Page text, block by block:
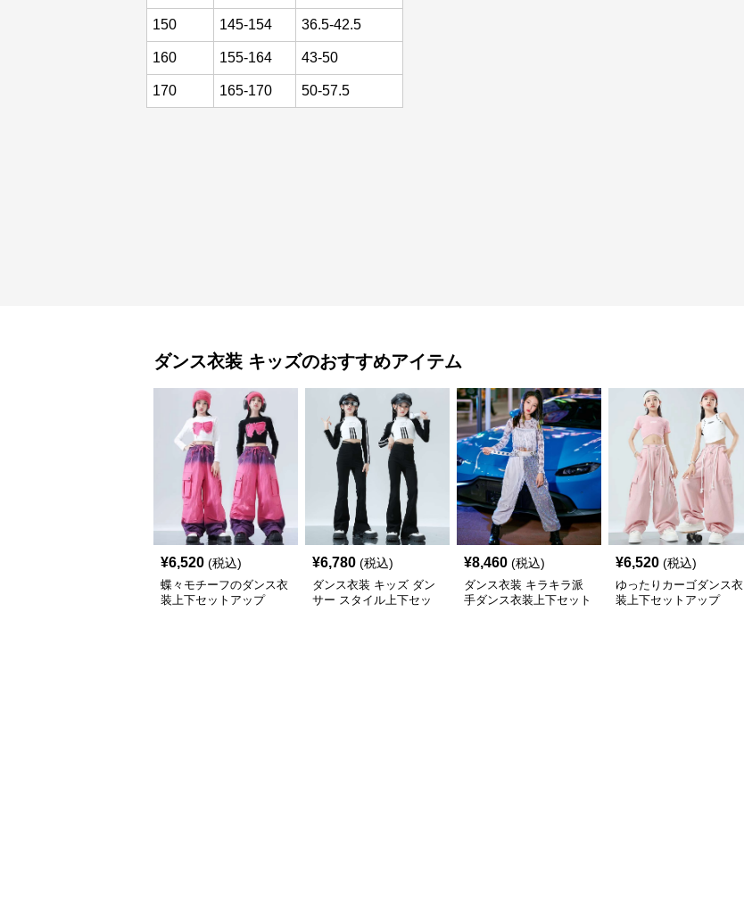
150 145-154 36.5-42.5
160 155-164 43-50
170 165-170 50-57.5
ダンス衣装 キッズのおすすめアイテム
¥6,520 (税込)
蝶々モチーフのダンス衣
装上下セットアップ
¥6,780 (税込)
ダンス衣装 キッズ ダン
サー スタイル上下セッ
¥8,460 (税込)
ダンス衣装 キラキラ派
手ダンス衣装上下セット
¥6,520 (税込)
ゆったりカーゴダンス衣
装上下セットアップ